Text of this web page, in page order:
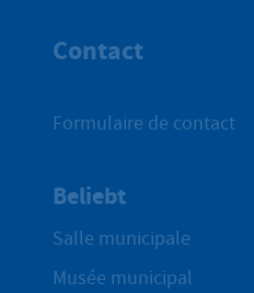
Contact
Formulaire de contact
Beliebt
Salle municipale
Musée municipal